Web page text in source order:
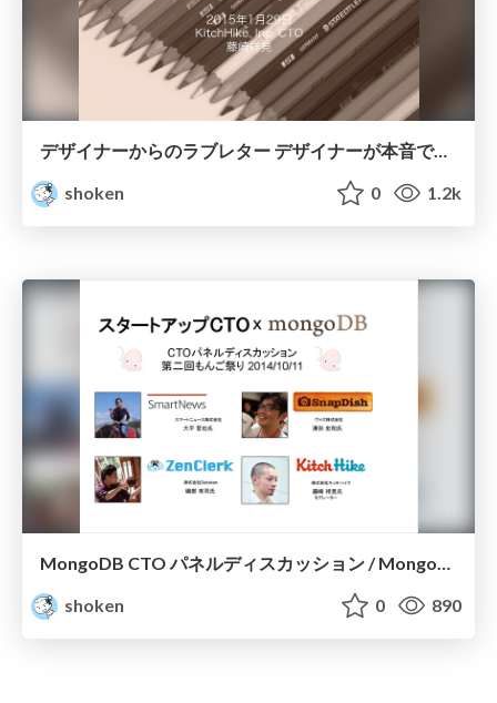
デザイナーからのラブレター デザイナーが本音で話すエンジニアとの新しいカンケイ
shoken
0 1.2k
MongoDB CTO パネルディスカッション / MongoDB CTO panel discussion 2014
shoken
0 890